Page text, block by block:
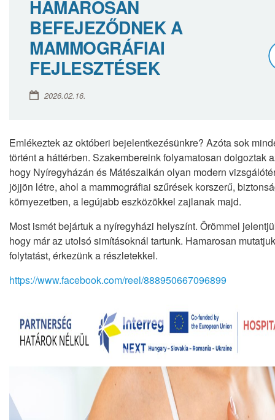
HAMAROSAN
BEFEJEZŐDNEK A
MAMMOGRÁFIAI
FEJLESZTÉSEK
2026.02.16.
Emlékeztek az októberi bejelentkezésünkre? Azóta sok
történt a háttérben. Szakembereink folyamatosan dolgoztak
hogy Nyíregyházán és Mátészalkán olyan modern
jöjjön létre, ahol a mammográfiai szűrések korszerű,
környezetben, a legújabb eszközökkel zajlanak majd.
Most ismét bejártuk a nyíregyházi helyszínt. Örömmel
hogy már az utolsó simításoknál tartunk. Hamarosan
folytatást, érkezünk a részletekkel.
https://www.facebook.com/reel/888950667096899